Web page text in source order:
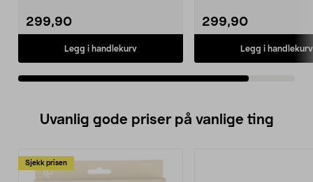
299,90
Legg i handlekurv
299,90
Legg i handlekurv
Uvanlig gode priser på vanlige ting
Sjekk prisen